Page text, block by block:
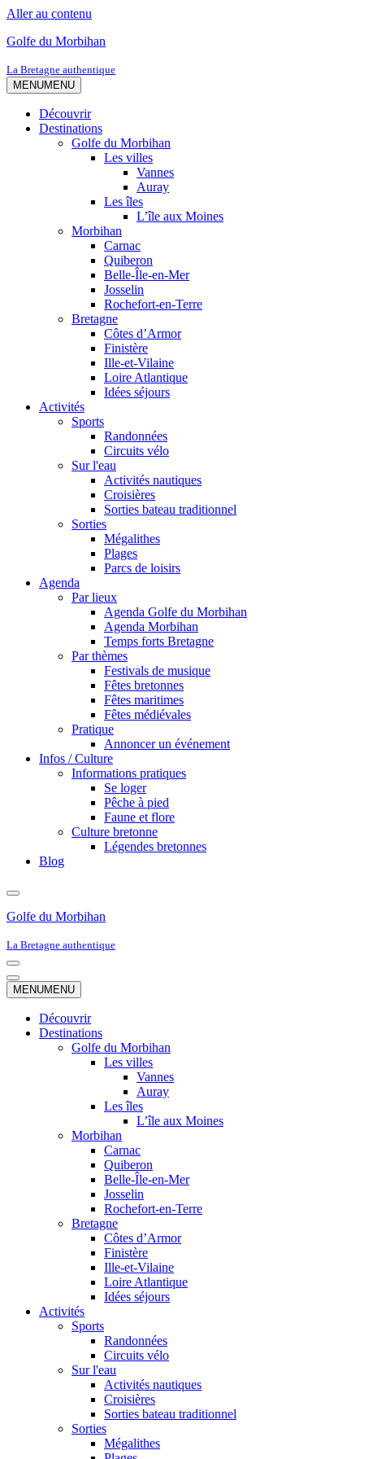
Aller au contenu
Golfe du Morbihan
La Bretagne authentique
MENUMENU
Découvrir
Destinations
Golfe du Morbihan
Les villes
Vannes
Auray
Les îles
L’île aux Moines
Morbihan
Carnac
Quiberon
Belle-Île-en-Mer
Josselin
Rochefort-en-Terre
Bretagne
Côtes d’Armor
Finistère
Ille-et-Vilaine
Loire Atlantique
Idées séjours
Activités
Sports
Randonnées
Circuits vélo
Sur l'eau
Activités nautiques
Croisières
Sorties bateau traditionnel
Sorties
Mégalithes
Plages
Parcs de loisirs
Agenda
Par lieux
Agenda Golfe du Morbihan
Agenda Morbihan
Temps forts Bretagne
Par thèmes
Festivals de musique
Fêtes bretonnes
Fêtes maritimes
Fêtes médiévales
Pratique
Annoncer un événement
Infos / Culture
Informations pratiques
Se loger
Pêche à pied
Faune et flore
Culture bretonne
Légendes bretonnes
Blog
Golfe du Morbihan
La Bretagne authentique
Menu
de
navigation
Menu
de
MENUMENU
Découvrir
Destinations
Golfe du Morbihan
Les villes
Vannes
Auray
Les îles
L’île aux Moines
Morbihan
Carnac
Quiberon
Belle-Île-en-Mer
Josselin
Rochefort-en-Terre
Bretagne
Côtes d’Armor
Finistère
Ille-et-Vilaine
Loire Atlantique
Idées séjours
Activités
Sports
Randonnées
Circuits vélo
Sur l'eau
Activités nautiques
Croisières
Sorties bateau traditionnel
Sorties
Mégalithes